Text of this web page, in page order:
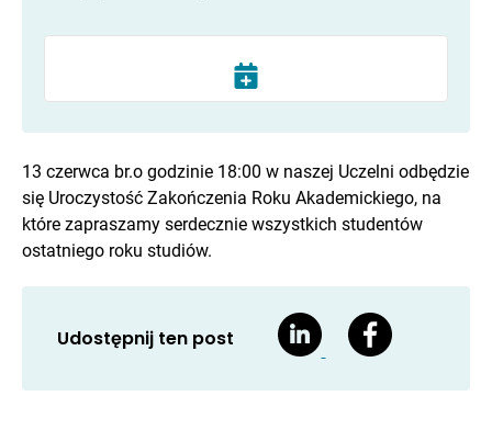
13 czerwca br.o godzinie 18:00 w naszej Uczelni odbędzie
się Uroczystość Zakończenia Roku Akademickiego, na
które zapraszamy serdecznie wszystkich studentów
ostatniego roku studiów.
Udostępnij ten post